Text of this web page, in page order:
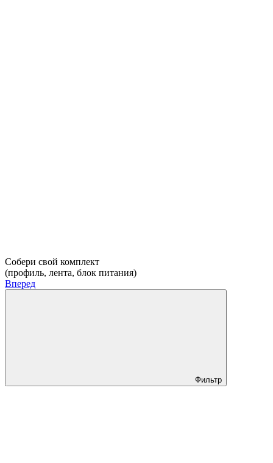
Собери свой комплект
(профиль, лента, блок питания)
Вперед
Фильтр